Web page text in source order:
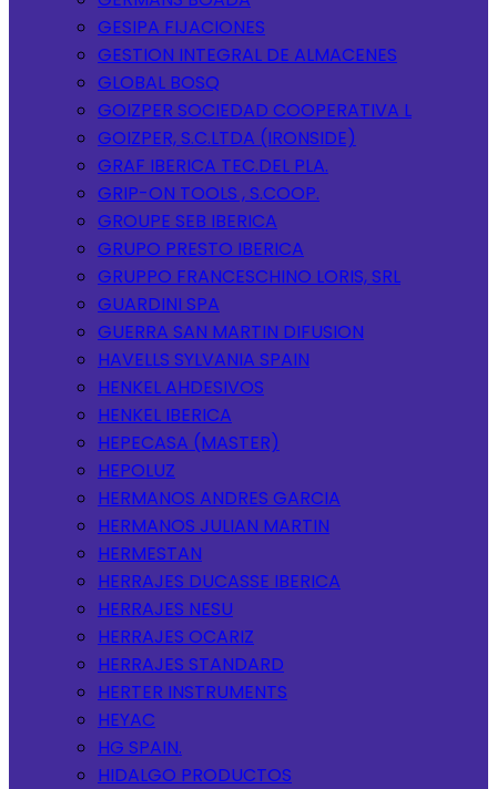
GESIPA FIJACIONES
GESTION INTEGRAL DE ALMACENES
GLOBAL BOSQ
GOIZPER SOCIEDAD COOPERATIVA L
GOIZPER, S.C.LTDA (IRONSIDE)
GRAF IBERICA TEC.DEL PLA.
GRIP-ON TOOLS , S.COOP.
GROUPE SEB IBERICA
GRUPO PRESTO IBERICA
GRUPPO FRANCESCHINO LORIS, SRL
GUARDINI SPA
GUERRA SAN MARTIN DIFUSION
HAVELLS SYLVANIA SPAIN
HENKEL AHDESIVOS
HENKEL IBERICA
HEPECASA (MASTER)
HEPOLUZ
HERMANOS ANDRES GARCIA
HERMANOS JULIAN MARTIN
HERMESTAN
HERRAJES DUCASSE IBERICA
HERRAJES NESU
HERRAJES OCARIZ
HERRAJES STANDARD
HERTER INSTRUMENTS
HEYAC
HG SPAIN.
HIDALGO PRODUCTOS